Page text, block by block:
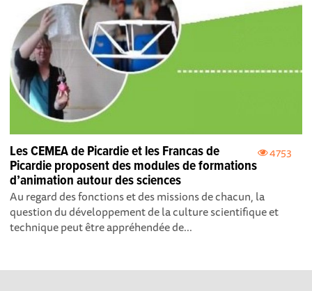
4753
Les CEMEA de Picardie et les Francas de
Picardie proposent des modules de formations
d’animation autour des sciences
Au regard des fonctions et des missions de chacun, la
question du développement de la culture scientifique et
technique peut être appréhendée de...